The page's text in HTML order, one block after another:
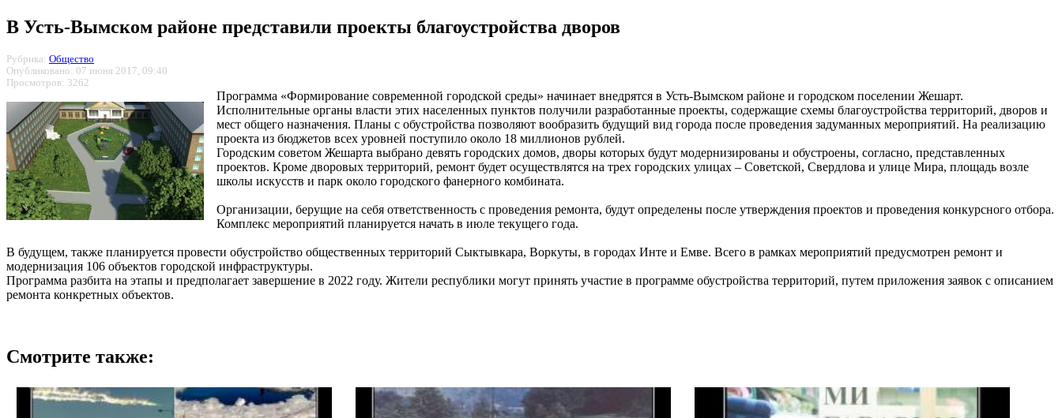
В Усть-Вымском районе представили проекты благоустройства дворов
Рубрика: Общество
Опубликовано: 07 июня 2017, 09:40
Просмотров: 3262
Программа «Формирование современной городской среды» начинает внедрятся в Усть-Вымском районе и городском поселении Жешарт.
Исполнительные органы власти этих населенных пунктов получили разработанные проекты, содержащие схемы благоустройства территорий, дворов и
мест общего назначения. Планы с обустройства позволяют вообразить будущий вид города после проведения задуманных мероприятий. На реализацию
проекта из бюджетов всех уровней поступило около 18 миллионов рублей.
Городским советом Жешарта выбрано девять городских домов, дворы которых будут модернизированы и обустроены, согласно, представленных
проектов. Кроме дворовых территорий, ремонт будет осуществлятся на трех городских улицах – Советской, Свердлова и улице Мира, площадь возле
школы искусств и парк около городского фанерного комбината.
Организации, берущие на себя ответственность с проведения ремонта, будут определены после утверждения проектов и проведения конкурсного отбора.
Комплекс мероприятий планируется начать в июле текущего года.
В будущем, также планируется провести обустройство общественных территорий Сыктывкара, Воркуты, в городах Инте и Емве. Всего в рамках мероприятий предусмотрен ремонт и
модернизация 106 объектов городской инфраструктуры.
Программа разбита на этапы и предполагает завершение в 2022 году. Жители республики могут принять участие в программе обустройства территорий, путем приложения заявок с описанием
ремонта конкретных объектов.
Смотрите также: